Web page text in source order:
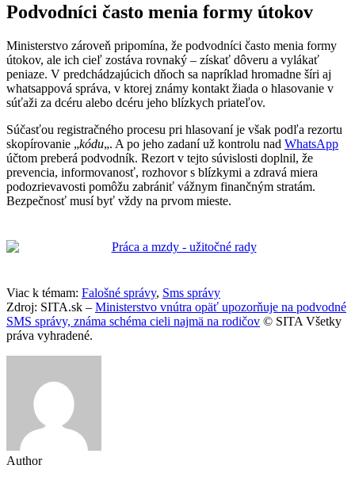
Podvodníci často menia formy útokov
Ministerstvo zároveň pripomína, že podvodníci často menia formy
útokov, ale ich cieľ zostáva rovnaký – získať dôveru a vylákať
peniaze. V predchádzajúcich dňoch sa napríklad hromadne šíri aj
whatsappová správa, v ktorej známy kontakt žiada o hlasovanie v
súťaži za dcéru alebo dcéru jeho blízkych priateľov.
Súčasťou registračného procesu pri hlasovaní je však podľa rezortu
skopírovanie „kódu„. A po jeho zadaní už kontrolu nad WhatsApp
účtom preberá podvodník. Rezort v tejto súvislosti doplnil, že
prevencia, informovanosť, rozhovor s blízkymi a zdravá miera
podozrievavosti pomôžu zabrániť vážnym finančným stratám.
Bezpečnosť musí byť vždy na prvom mieste.
Viac k témam: Falošné správy, Sms správy
Zdroj: SITA.sk – Ministerstvo vnútra opäť upozorňuje na podvodné
SMS správy, známa schéma cieli najmä na rodičov © SITA Všetky
práva vyhradené.
Author